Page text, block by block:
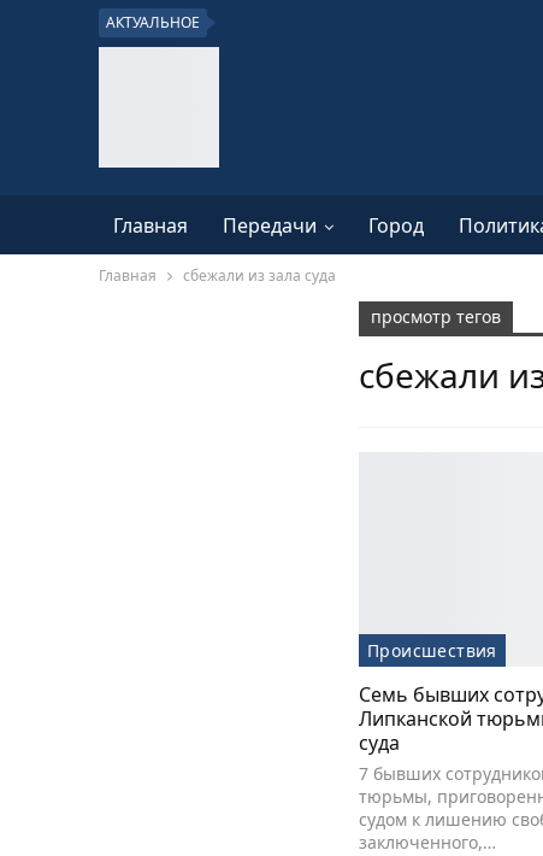
АКТУАЛЬНОЕ
Главная Передачи Город
Главная сбежали из зала суда
просмотр тегов
сбежали
Происшествия
Семь бывших
Липканской
суда
7 бывших
тюрьмы,
судом к лишению
заключенного,…